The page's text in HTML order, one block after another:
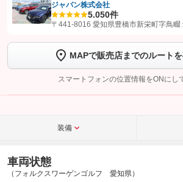
【STEP1】認証画面でグーネットを友だち追加して
します
【STEP2】 トーク画面で
完了してください。
こちら
ジャパン株式会社
5.050件
〒441-8016 愛知県豊橋市新栄町字鳥畷
MAPで販売店までのルート
スマートフォンの位置情報をONにし
装備
車両状態
（フォルクスワーゲンゴルフ 愛知県）